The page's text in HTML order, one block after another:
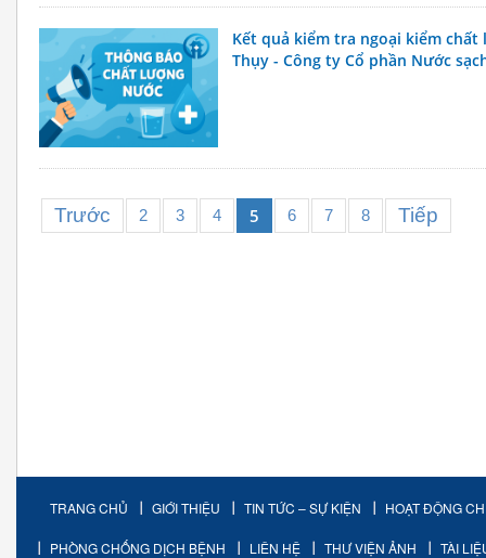
Kết quả kiểm tra ngoại kiểm
Thụy - Công ty Cổ phần Nước
Trước 2 3 4 5 6 7 8 Tiếp
TRANG CHỦ GIỚI THIỆU TIN TỨC – SỰ KIỆN HOẠT ĐỘNG
PHÒNG CHỐNG DỊCH BỆNH LIÊN HỆ THƯ VIỆN ẢNH TÀI